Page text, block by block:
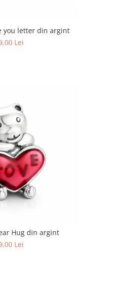
you letter din argint
Lei
Hug din argint
Lei